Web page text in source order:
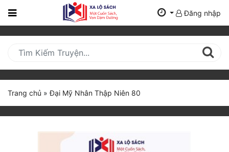
Trang
Mới
Cập
Nhật
(current)
Đăng nhập
Trang chủ »Đại Mỹ Nhân Thập Niên 80